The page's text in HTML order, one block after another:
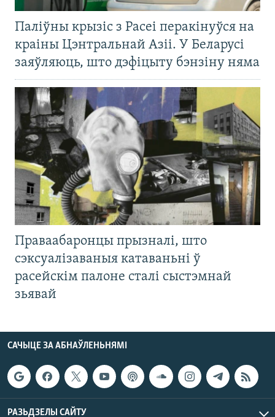
Паліўны крызіс з Расеі перакінуўся на
краіны Цэнтральнай Азіі. У Беларусі
заяўляюць, што дэфіцыту бэнзіну няма
Праваабаронцы прызналі, што
сэксуалізаваныя катаваньні ў
расейскім палоне сталі сыстэмнай
зьявай
САЧЫЦЕ ЗА АБНАЎЛЕНЬНЯМІ
РАЗЬДЗЕЛЫ САЙТУ